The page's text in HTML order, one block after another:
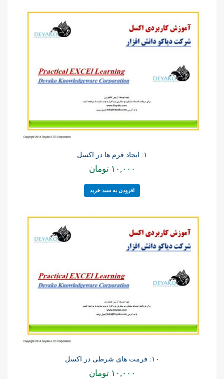
۱: ایجاد فرم ها در اکسل
۱۰,۰۰۰ تومان
افزودن به سبد خرید
۱۰: فرمت های شرطی در اکسل
۱۰,۰۰۰ تومان